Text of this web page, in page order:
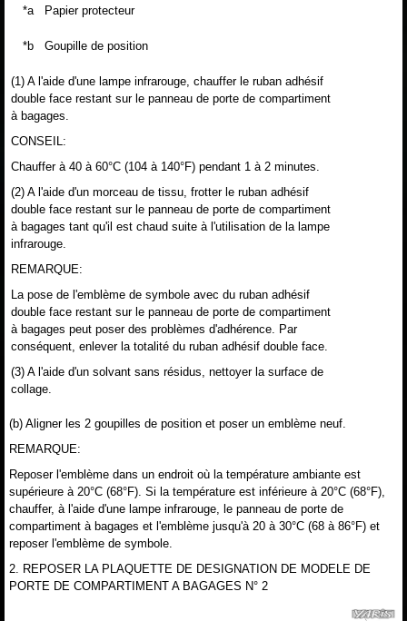
*a
Papier protecteur
*b Goupille de position
(1) A l'aide d'une lampe infrarouge, chauffer le ruban adhésif
double face restant sur le panneau de porte de compartiment
à bagages.
CONSEIL:
Chauffer à 40 à 60°C (104 à 140°F) pendant 1 à 2 minutes.
(2) A l'aide d'un morceau de tissu, frotter le ruban adhésif
double face restant sur le panneau de porte de compartiment
à bagages tant qu'il est chaud suite à l'utilisation de la lampe
infrarouge.
REMARQUE:
La pose de l'emblème de symbole avec du ruban adhésif
double face restant sur le panneau de porte de compartiment
à bagages peut poser des problèmes d'adhérence. Par
conséquent, enlever la totalité du ruban adhésif double face.
(3) A l'aide d'un solvant sans résidus, nettoyer la surface de
collage.
(b) Aligner les 2 goupilles de position et poser un emblème neuf.
REMARQUE:
Reposer l'emblème dans un endroit où la température ambiante est
supérieure à 20°C (68°F). Si la température est inférieure à 20°C (68°F),
chauffer, à l'aide d'une lampe infrarouge, le panneau de porte de
compartiment à bagages et l'emblème jusqu'à 20 à 30°C (68 à 86°F) et
reposer l'emblème de symbole.
2. REPOSER LA PLAQUETTE DE DESIGNATION DE MODELE DE
PORTE DE COMPARTIMENT A BAGAGES N° 2